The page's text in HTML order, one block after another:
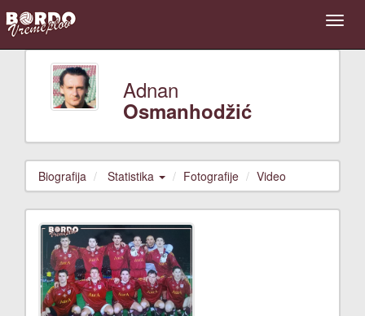
Adnan
Osmanhodžić
Biografija Statistika Fotografije Video